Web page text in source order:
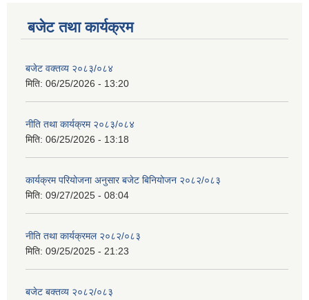
बजेट तथा कार्यक्रम
बजेट वक्तव्य २०८३/०८४
मिति: 06/25/2026 - 13:20
नीति तथा कार्यक्रम २०८३/०८४
मिति: 06/25/2026 - 13:18
कार्यक्रम परियोजना अनुसार बजेट बिनियोजन २०८२/०८३
मिति: 09/27/2025 - 08:04
नीति तथा कार्यक्रमल २०८२/०८३
मिति: 09/25/2025 - 21:23
बजेट बक्तव्य २०८२/०८३